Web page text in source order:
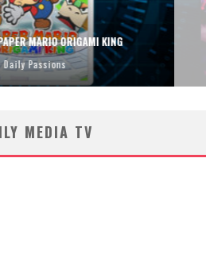
: DREAMS SUR PS4
Carlos Mühlig
MEDIA TV